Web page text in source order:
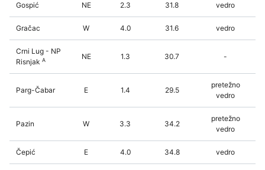
Gospić NE 2.3 31.8 vedro
Gračac W 4.0 31.6 vedro
Crni Lug - NP
Risnjak A NE 1.3 30.7 -
Parg-Čabar E 1.4 29.5
pretežno
vedro
Pazin W 3.3 34.2
pretežno
vedro
Čepić E 4.0 34.8 vedro